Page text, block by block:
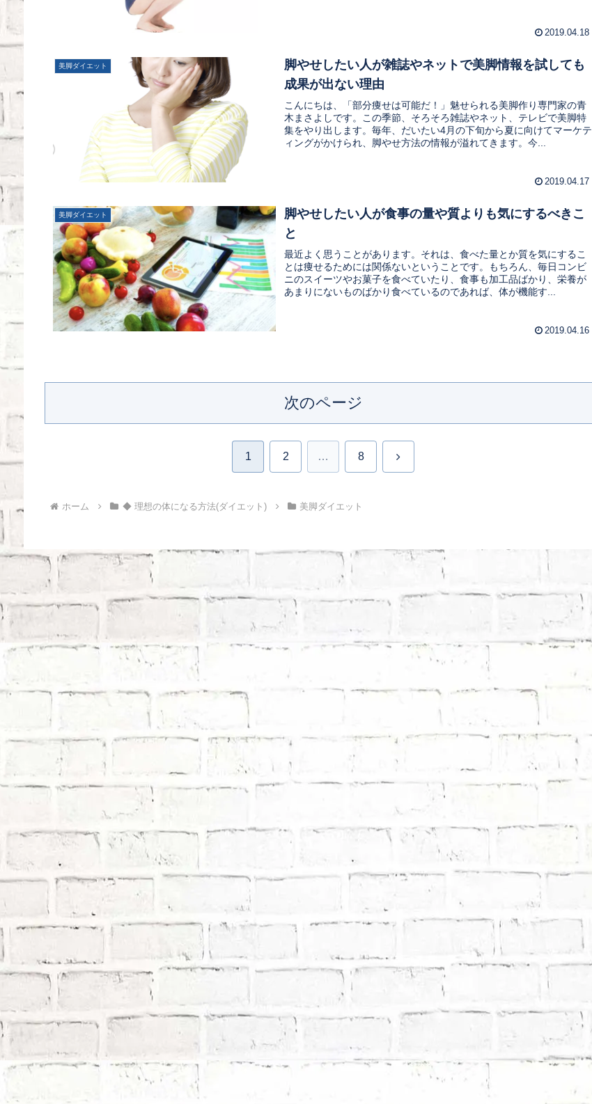
2019.04.18
美脚ダイエット
脚やせしたい人が雑誌やネットで美脚情報を試しても
成果が出ない理由
こんにちは、「部分痩せは可能だ！」魅せられる美脚作り専門家の青
木まさよしです。この季節、そろそろ雑誌やネット、テレビで美脚特
集をやり出します。毎年、だいたい4月の下旬から夏に向けてマーケテ
ィングがかけられ、脚やせ方法の情報が溢れてきます。今...
2019.04.17
美脚ダイエット
脚やせしたい人が食事の量や質よりも気にするべきこ
と
最近よく思うことがあります。それは、食べた量とか質を気にするこ
とは痩せるためには関係ないということです。もちろん、毎日コンビ
ニのスイーツやお菓子を食べていたり、食事も加工品ばかり、栄養が
あまりにないものばかり食べているのであれば、体が機能す...
2019.04.16
次のページ
1 2 … 8 次
ホーム ◆ 理想の体になる方法(ダイエット) 美脚ダイエット